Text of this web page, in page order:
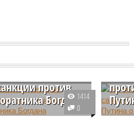
против
Богдана
Украины Владимир
1414
0
Во
Лидер